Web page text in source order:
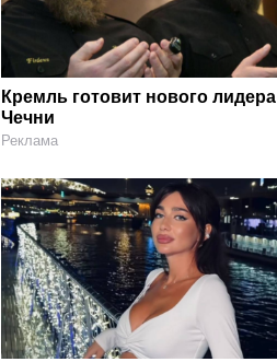
Кремль готовит нового лидера
Чечни
Реклама